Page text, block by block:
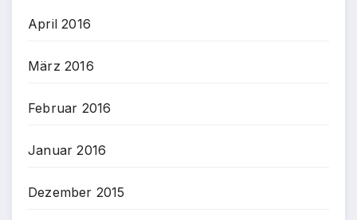
April 2016
März 2016
Februar 2016
Januar 2016
Dezember 2015